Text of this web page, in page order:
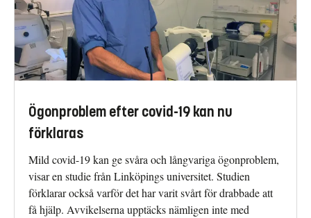
Ögonproblem efter covid-19 kan nu
förklaras
Mild covid-19 kan ge svåra och långvariga ögonproblem,
visar en studie från Linköpings universitet. Studien
förklarar också varför det har varit svårt för drabbade att
få hjälp. Avvikelserna upptäcks nämligen inte med